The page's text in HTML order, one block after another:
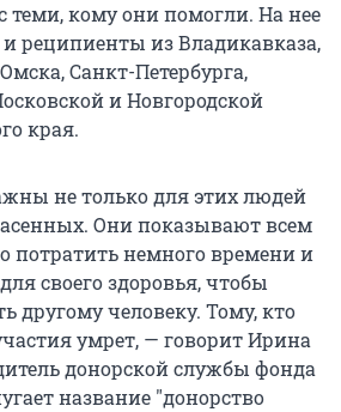
теми, кому они помогли. На нее
реципиенты из Владикавказа,
Санкт-Петербурга,
и Новгородской
края.
не только для этих людей
Они показывают всем
потратить немного времени и
своего здоровья, чтобы
другому человеку. Тому, кто
умрет, — говорит Ирина
донорской службы фонда
название "донорство